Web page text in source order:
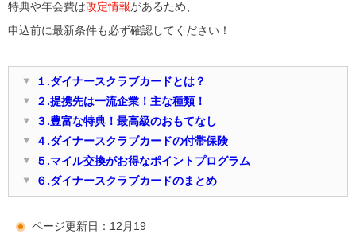
特典や年会費は改定情報があるため、
申込前に最新条件も必ず確認してください！
１.ダイナースクラブカードとは？
２.提携先は一流企業！主な種類！
３.豊富な特典！最高級のおもてなし
４.ダイナースクラブカードの付帯保険
５.マイル交換がお得なポイントプログラム
６.ダイナースクラブカードのまとめ
ページ更新日：12月19